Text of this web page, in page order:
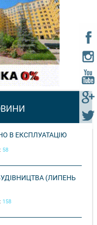
В ЕКСПЛУАТАЦІЮ
58
(ЛИПЕНЬ
158